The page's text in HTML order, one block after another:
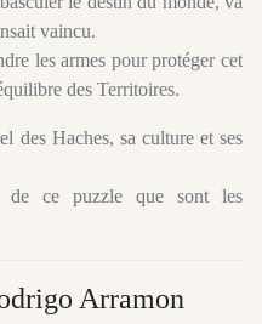
vaincu.
les armes pour protéger cet
des Territoires.
des Haches, sa culture et ses
de ce puzzle que sont les
Arramon